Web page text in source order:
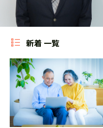
新着 一覧